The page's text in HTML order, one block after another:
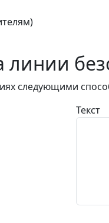
следующими
Текст